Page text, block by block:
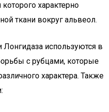
характерно
ткани вокруг альвеол.
используются в
с рубцами, которые
характера. Также